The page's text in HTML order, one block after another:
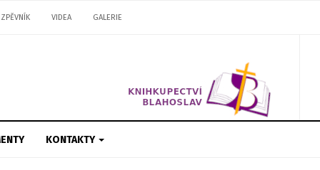
ZPĚVNÍK VIDEA GALERIE
KONTAKTY